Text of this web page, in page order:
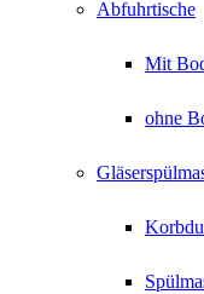
Abfuhrtische
Mit
ohne